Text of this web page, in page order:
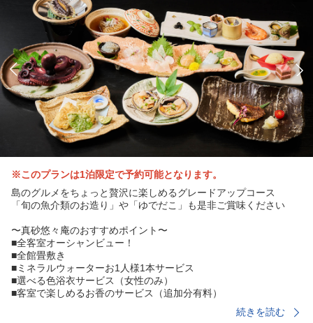
※このプランは1泊限定で予約可能となります。
島のグルメをちょっと贅沢に楽しめるグレードアップコース
「旬の魚介類のお造り」や「ゆでだこ」も是非ご賞味ください
〜真砂悠々庵のおすすめポイント〜
■全客室オーシャンビュー！
■全館畳敷き
■ミネラルウォーターお1人様1本サービス
■選べる色浴衣サービス（女性のみ）
■客室で楽しめるお香のサービス（追加分有料）
続きを読む